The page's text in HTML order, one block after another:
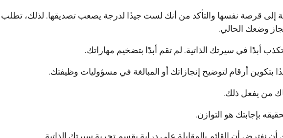
إلى قرصة نفسها والتأكد من أنك لست جيدًا لدرجة يصعب تصديقها. لذلك،
وضعك الحالي.
تكذب أبدًا في سيرتك الذاتية. لم تقم أبدًا بتضخيم مهاراتك.
بتكوين أرقام لتوضيح إنجازاتك أو المبالغة في مسؤوليات وظيفتك.
من يفعل ذلك.
بإجابتك هو التوازن.